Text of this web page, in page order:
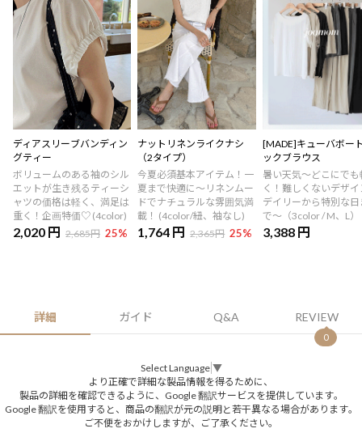
ディアスリーブバンディン
グティー
ボリュームのある袖のシル
エットが生き残るティーシ
ャツの価格は軽く、満足は
重く！企画特価♡ (4color)
2,020 円 2,685円 25%
ナットリネンライクナシ
（2タイプ）
今夏必須基本アイテム！一
夏まで快適に～リネンムー
ドでナチュラルな雰囲気満
載！ (4color/紐、袖なし)
1,764 円 2,365円 25%
[MADE]キューバボー
ックブラウス
暑い天気〜どこにでも
く！難しくないデザイ
デイリーから特別な日
で〜（3color / M、L）
3,388 円
詳細 ガイド Q&A REVIEW
0
Select Language ▼
より正確で詳細な製品情報を得るために、
製品の詳細を確認できるように、Google 翻訳サービスを提供しています。
Google 翻訳を使用すると、商品の翻訳が元の説明と若干異なる場合があります。
ご不便をおかけしますが、ご了承ください。